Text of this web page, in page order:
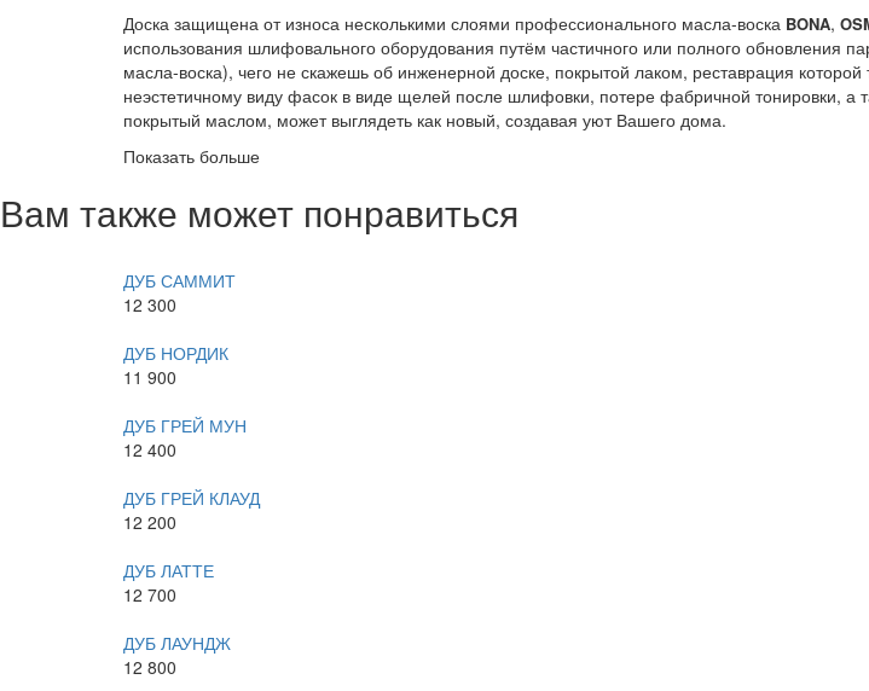
Доска защищена от износа несколькими слоями профессионального масла-воска BONA,
использования шлифовального оборудования путём частичного или полного обновления
масла-воска), чего не скажешь об инженерной доске, покрытой лаком, реставрация
неэстетичному виду фасок в виде щелей после шлифовки, потере фабричной тонировки,
покрытый маслом, может выглядеть как новый, создавая уют Вашего дома.
Показать больше
Вам также может понравиться
ДУБ САММИТ
12 300
ДУБ НОРДИК
11 900
ДУБ ГРЕЙ МУН
12 400
ДУБ ГРЕЙ КЛАУД
12 200
ДУБ ЛАТТЕ
12 700
ДУБ ЛАУНДЖ
12 800